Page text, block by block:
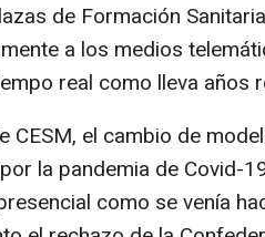
de Formación
a los medios
real como lleva años
CESM, el cambio de
la pandemia de Covid-
como se venía